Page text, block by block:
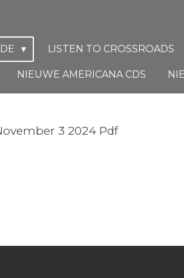
LISTEN TO CROSSROADS
NIEUWE AMERICANA CDS
3 2024 Pdf